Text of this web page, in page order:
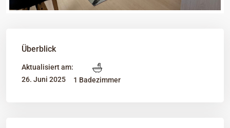
Überblick
Aktualisiert am:
26. Juni 2025
1 Badezimmer